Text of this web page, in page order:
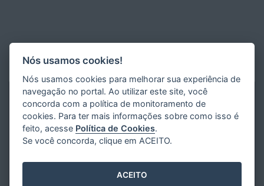
Nós usamos cookies!
Nós usamos cookies para melhorar sua experiência de
navegação no portal. Ao utilizar este site, você
concorda com a política de monitoramento de
cookies. Para ter mais informações sobre como isso é
feito, acesse Política de Cookies.
Se você concorda, clique em ACEITO.
ACEITO